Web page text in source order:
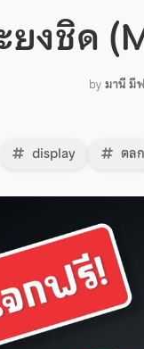
ยงชิด
byมานี มี
display ตลก